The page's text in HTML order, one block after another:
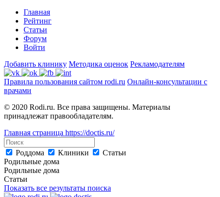
Главная
Рейтинг
Статьи
Форум
Войти
Добавить клинику Методика оценок Рекламодателям
Правила пользования сайтом rodi.ru Онлайн-консультации с
врачами
© 2020 Rodi.ru. Все права защищены. Материалы
принадлежат правообладателям.
Главная страница https://doctis.ru/
Роддома Клиники
Статьи
Родильные дома
Родильные дома
Статьи
Показать все результаты поиска